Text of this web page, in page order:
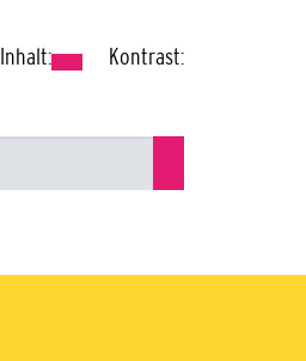
Inhalt: Kontrast: